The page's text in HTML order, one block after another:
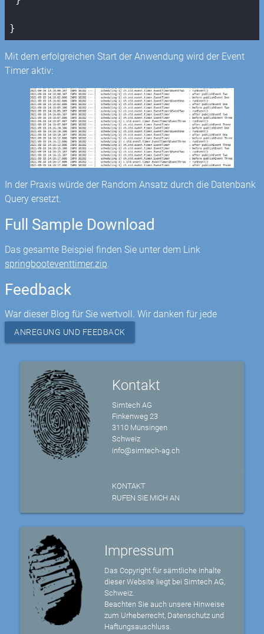
}
Mit dem erfolgreichen Start der Anwendung wird der Event
Timer aktiv:
In der Praxis würde der Random Ansatz durch die Datenbank
Query ersetzt.
Full Sample Download
Das gesamte Beispiel finden Sie unter dem Link
springbooteventtimer.zip
Feedback
War dieser Blog für Sie wertvoll. Wir danken für jede
ANREGUNG UND FEEDBACK
Kontakt
Simtech AG
Finkenweg 23
3110 Münsingen
Schweiz
info@simtech-ag.ch
KONTAKT
RUFEN SIE MICH AN
Impressum
Das Copyright für sämtliche Inhalte
dieser Website liegt bei Simtech AG,
Schweiz.
Beachten Sie auch unsere Hinweise
zum Urheberrecht, Datenschutz und
Haftungsauschluss.